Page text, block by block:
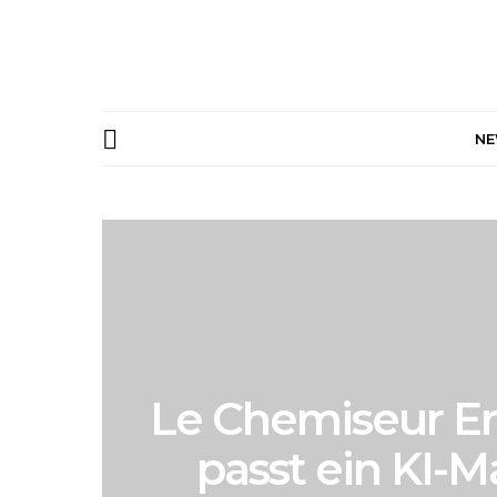
Le Chemiseur
passt ein KI-